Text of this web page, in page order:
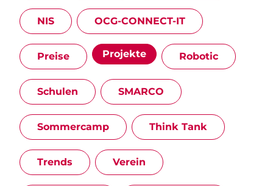
NIS OCG-CONNECT-IT
Preise Projekte Robotic
Schulen SMARCO
Sommercamp Think Tank
Trends Verein